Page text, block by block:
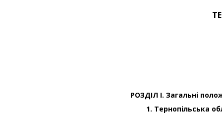
РОЗДІЛ І. Загальні
1. Тернопільська